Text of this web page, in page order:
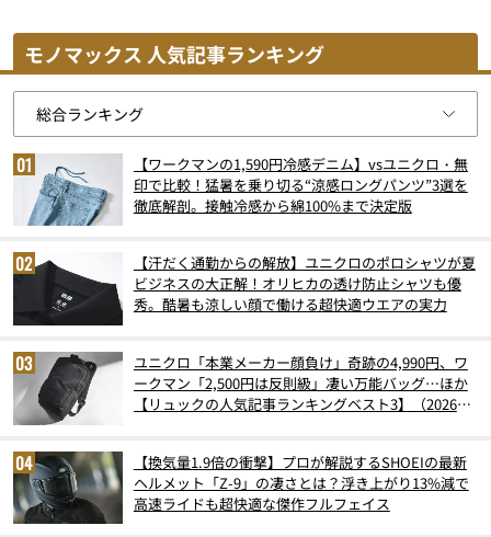
モノマックス 人気記事ランキング
【ワークマンの1,590円冷感デニム】vsユニクロ・無
印で比較！猛暑を乗り切る“涼感ロングパンツ”3選を
徹底解剖。接触冷感から綿100%まで決定版
【汗だく通勤からの解放】ユニクロのポロシャツが夏
ビジネスの大正解！オリヒカの透け防止シャツも優
秀。酷暑も涼しい顔で働ける超快適ウエアの実力
ユニクロ「本業メーカー顔負け」奇跡の4,990円、ワ
ークマン「2,500円は反則級」凄い万能バッグ…ほか
【リュックの人気記事ランキングベスト3】（2026年
【換気量1.9倍の衝撃】プロが解説するSHOEIの最新
ヘルメット「Z-9」の凄さとは？浮き上がり13%減で
高速ライドも超快適な傑作フルフェイス